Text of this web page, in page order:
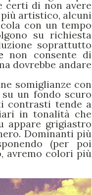
certi di non avere
artistico, alcuni
con un tempo
su richiesta
soprattutto
non consente di
dovrebbe andare
somiglianze con
un fondo scuro
contrasti tende a
in tonalità che
appare grigiastro
Dominanti più
(per poi
avremo colori più